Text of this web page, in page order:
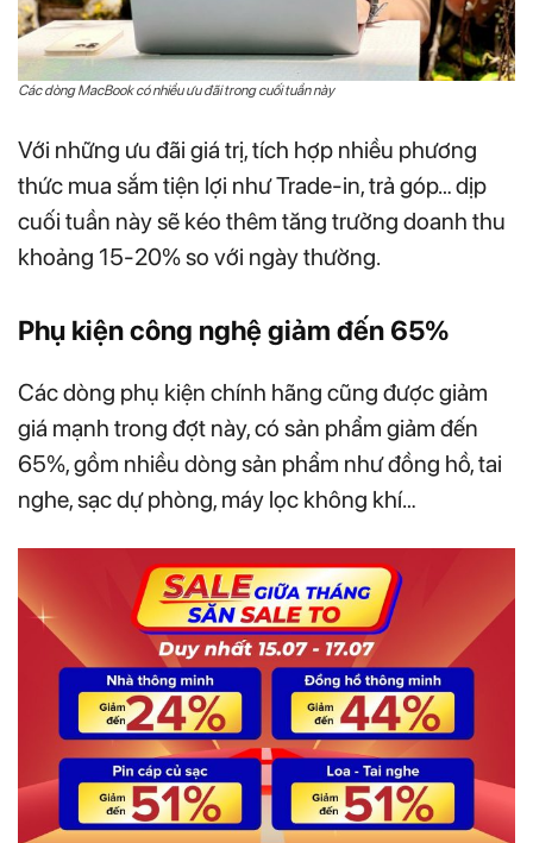
Các dòng MacBook có nhiều ưu đãi trong cuối tuần này
Với những ưu đãi giá trị, tích hợp nhiều phương
thức mua sắm tiện lợi như Trade-in, trả góp… dịp
cuối tuần này sẽ kéo thêm tăng trưởng doanh thu
khoảng 15-20% so với ngày thường.
Phụ kiện công nghệ giảm đến 65%
Các dòng phụ kiện chính hãng cũng được giảm
giá mạnh trong đợt này, có sản phẩm giảm đến
65%, gồm nhiều dòng sản phẩm như đồng hồ, tai
nghe, sạc dự phòng, máy lọc không khí…